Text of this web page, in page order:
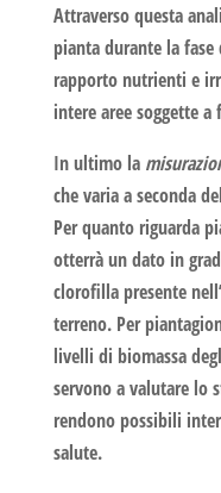
Attraverso questa
pianta durante la
rapporto nutrienti e
intere aree soggette a
In ultimo la
che varia a seconda
Per quanto riguarda
otterrà un dato in
clorofilla presente
terreno. Per
livelli di biomassa
servono a valutare lo
rendono possibili
salute.